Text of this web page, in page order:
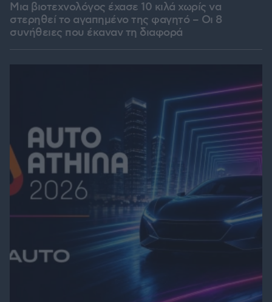
Μια βιοτεχνολόγος έχασε 10 κιλά χωρίς να
στερηθεί το αγαπημένο της φαγητό – Οι 8
συνήθειες που έκαναν τη διαφορά